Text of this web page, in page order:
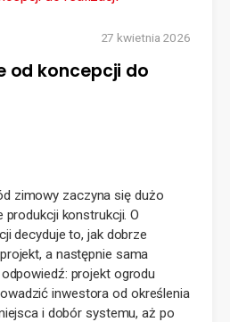
27 kwietnia 2026
od koncepcji do
zimowy zaczyna się dużo
konstrukcji. O
decyduje to, jak dobrze
a następnie sama
projekt ogrodu
inwestora od określenia
i dobór systemu, aż po